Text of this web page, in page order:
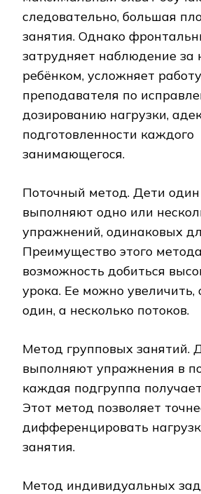
следовательно, большая
занятия. Однако
затрудняет наблюдение
ребёнком, усложняет работу
преподавателя по
дозированию нагрузки,
подготовленности каждого
занимающегося.
Поточный метод. Дети
выполняют одно или
упражнений, одинаковых
Преимущество этого
возможность добиться
урока. Ее можно увеличить,
один, а несколько потоков.
Метод групповых занятий.
выполняют упражнения в
каждая подгруппа
Этот метод позволяет
дифференцировать
занятия.
Метод индивидуальных